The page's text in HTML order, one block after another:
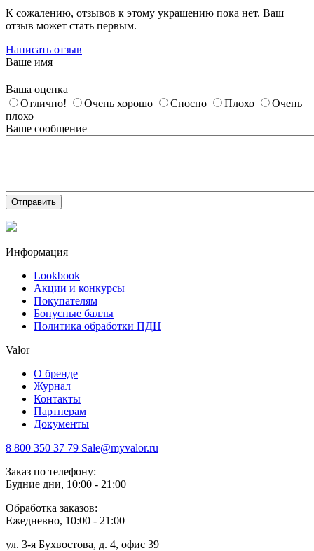
К сожалению, отзывов к этому украшению пока нет. Ваш
отзыв может стать первым.
Написать отзыв
Ваше имя
Ваша оценка
Отлично!
Очень хорошо Сносно Плохо
Очень
плохо
Ваше сообщение
Отправить
Информация
Lookbook
Акции и конкурсы
Покупателям
Бонусные баллы
Политика обработки ПДН
Valor
О бренде
Журнал
Контакты
Партнерам
Документы
8 800 350 37 79 Sale@myvalor.ru
Заказ по телефону:
Будние дни, 10:00 - 21:00
Обработка заказов:
Ежедневно, 10:00 - 21:00
ул. 3-я Бухвостова, д. 4, офис 39